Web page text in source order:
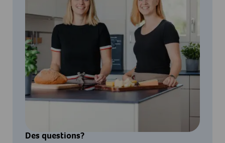
Des questions?